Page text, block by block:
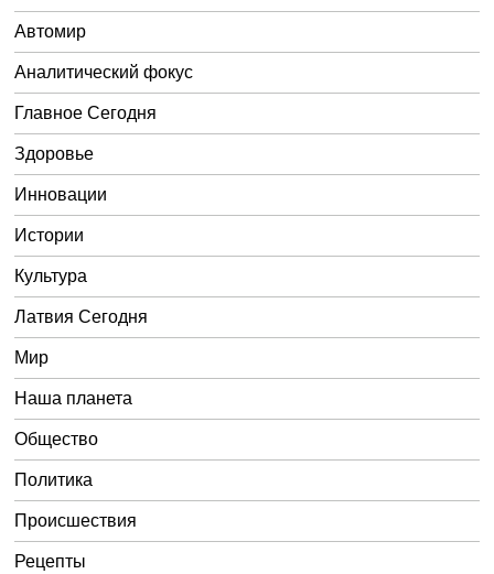
Автомир
Аналитический фокус
Главное Сегодня
Здоровье
Инновации
Истории
Культура
Латвия Сегодня
Мир
Наша планета
Общество
Политика
Происшествия
Рецепты